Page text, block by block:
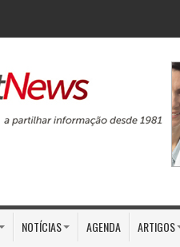
NOTÍCIAS AGENDA ARTIGOS